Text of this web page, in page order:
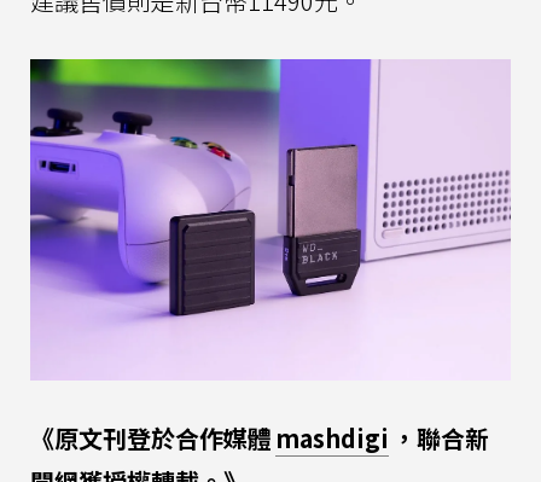
《原文刊登於合作媒體 mashdigi ，聯合新